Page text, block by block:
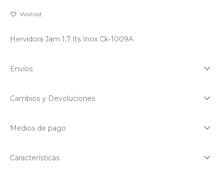
Hervidora Jam 1,7 lts Inox Ck-1009A
Envíos
Cambios y Devoluciones
Medios de pago
Características